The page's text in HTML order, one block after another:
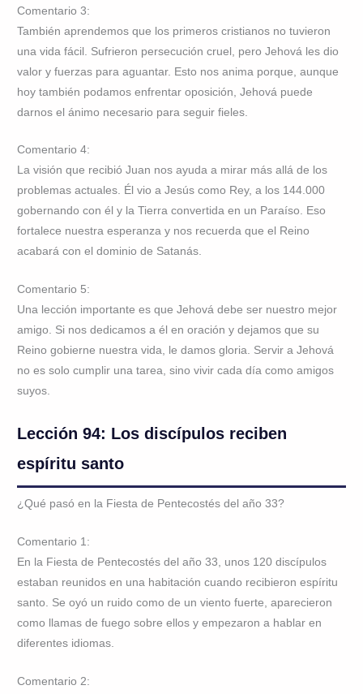
Comentario 3:
También aprendemos que los primeros cristianos no tuvieron
una vida fácil. Sufrieron persecución cruel, pero Jehová les dio
valor y fuerzas para aguantar. Esto nos anima porque, aunque
hoy también podamos enfrentar oposición, Jehová puede
darnos el ánimo necesario para seguir fieles.
Comentario 4:
La visión que recibió Juan nos ayuda a mirar más allá de los
problemas actuales. Él vio a Jesús como Rey, a los 144.000
gobernando con él y la Tierra convertida en un Paraíso. Eso
fortalece nuestra esperanza y nos recuerda que el Reino
acabará con el dominio de Satanás.
Comentario 5:
Una lección importante es que Jehová debe ser nuestro mejor
amigo. Si nos dedicamos a él en oración y dejamos que su
Reino gobierne nuestra vida, le damos gloria. Servir a Jehová
no es solo cumplir una tarea, sino vivir cada día como amigos
suyos.
Lección 94: Los discípulos reciben
espíritu santo
¿Qué pasó en la Fiesta de Pentecostés del año 33?
Comentario 1:
En la Fiesta de Pentecostés del año 33, unos 120 discípulos
estaban reunidos en una habitación cuando recibieron espíritu
santo. Se oyó un ruido como de un viento fuerte, aparecieron
como llamas de fuego sobre ellos y empezaron a hablar en
diferentes idiomas.
Comentario 2: